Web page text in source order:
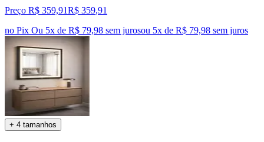
Preço R$ 359,91R$ 359,91
no Pix Ou 5x de R$ 79,98 sem jurosou 5x de R$ 79,98 sem juros
+ 4 tamanhos